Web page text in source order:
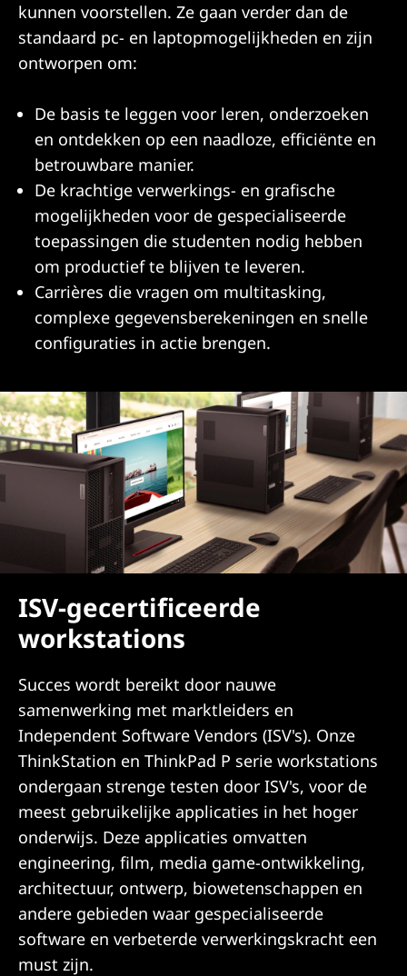
kunnen voorstellen. Ze gaan verder dan de
standaard pc- en laptopmogelijkheden en zijn
ontworpen om:
De basis te leggen voor leren, onderzoeken
en ontdekken op een naadloze, efficiënte en
betrouwbare manier.
De krachtige verwerkings- en grafische
mogelijkheden voor de gespecialiseerde
toepassingen die studenten nodig hebben
om productief te blijven te leveren.
Carrières die vragen om multitasking,
complexe gegevensberekeningen en snelle
configuraties in actie brengen.
ISV-gecertificeerde
workstations
Succes wordt bereikt door nauwe
samenwerking met marktleiders en
Independent Software Vendors (ISV's). Onze
ThinkStation en ThinkPad P serie workstations
ondergaan strenge testen door ISV's, voor de
meest gebruikelijke applicaties in het hoger
onderwijs. Deze applicaties omvatten
engineering, film, media game-ontwikkeling,
architectuur, ontwerp, biowetenschappen en
andere gebieden waar gespecialiseerde
software en verbeterde verwerkingskracht een
must zijn.